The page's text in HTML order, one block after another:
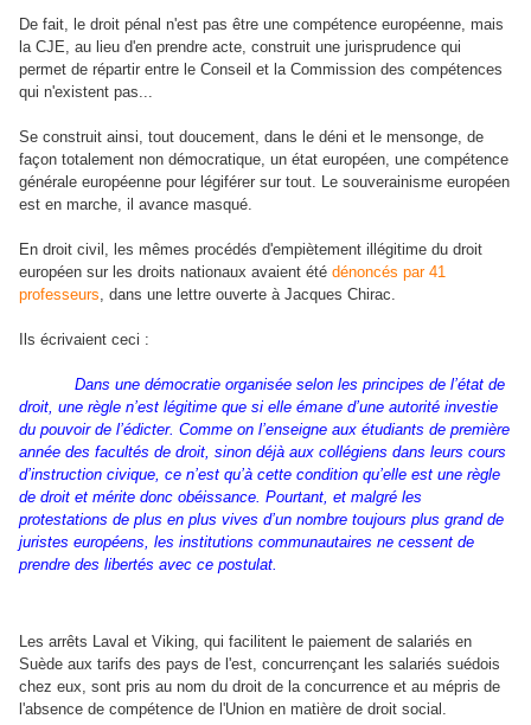
De fait, le droit pénal n'est pas être une compétence européenne, mais
la CJE, au lieu d'en prendre acte, construit une jurisprudence qui
permet de répartir entre le Conseil et la Commission des compétences
qui n'existent pas...
Se construit ainsi, tout doucement, dans le déni et le mensonge, de
façon totalement non démocratique, un état européen, une compétence
générale européenne pour légiférer sur tout. Le souverainisme européen
est en marche, il avance masqué.
En droit civil, les mêmes procédés d'empiètement illégitime du droit
européen sur les droits nationaux avaient été dénoncés par 41
professeurs, dans une lettre ouverte à Jacques Chirac.
Ils écrivaient ceci :
Dans une démocratie organisée selon les principes de l’état de
droit, une règle n’est légitime que si elle émane d’une autorité investie
du pouvoir de l’édicter. Comme on l’enseigne aux étudiants de première
année des facultés de droit, sinon déjà aux collégiens dans leurs cours
d’instruction civique, ce n’est qu’à cette condition qu’elle est une règle
de droit et mérite donc obéissance. Pourtant, et malgré les
protestations de plus en plus vives d’un nombre toujours plus grand de
juristes européens, les institutions communautaires ne cessent de
prendre des libertés avec ce postulat.
Les arrêts Laval et Viking, qui facilitent le paiement de salariés en
Suède aux tarifs des pays de l'est, concurrençant les salariés suédois
chez eux, sont pris au nom du droit de la concurrence et au mépris de
l'absence de compétence de l'Union en matière de droit social.